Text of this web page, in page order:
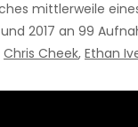
mittlerweile
2017 an 99
Chris Cheek, Ethan